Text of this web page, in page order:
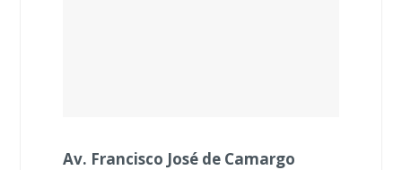
Av. Francisco José de Camargo